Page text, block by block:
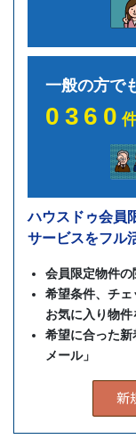
一般の方で
0360
ハウスドゥ会員
サービスをフル
会員限定物件の
希望条件、チェ
お気に入り物件
希望に合った
メール」